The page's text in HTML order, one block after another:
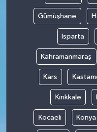
Gümüşhane
Isparta
Kahramanmaraş
Kars
Kırıkkale
Kocaeli Konya